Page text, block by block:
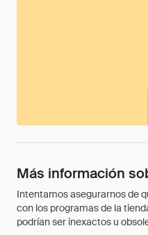
Más información
Intentamos asegurarnos de
con los programas de la
podrían ser inexactos u